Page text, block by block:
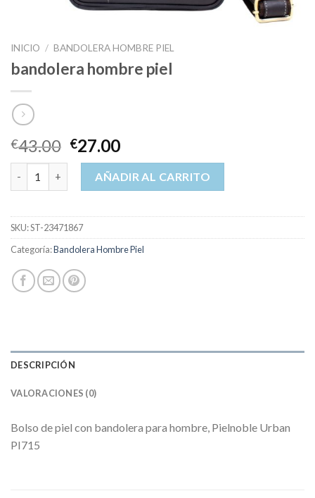
INICIO / BANDOLERA HOMBRE PIEL
bandolera hombre piel
€43.00 €27.00
bandolera hombre piel cantidad
AÑADIR AL CARRITO
SKU:ST-23471867
Categoría:Bandolera Hombre Piel
DESCRIPCIÓN
VALORACIONES (0)
Bolso de piel con bandolera para hombre, Pielnoble Urban
PI715